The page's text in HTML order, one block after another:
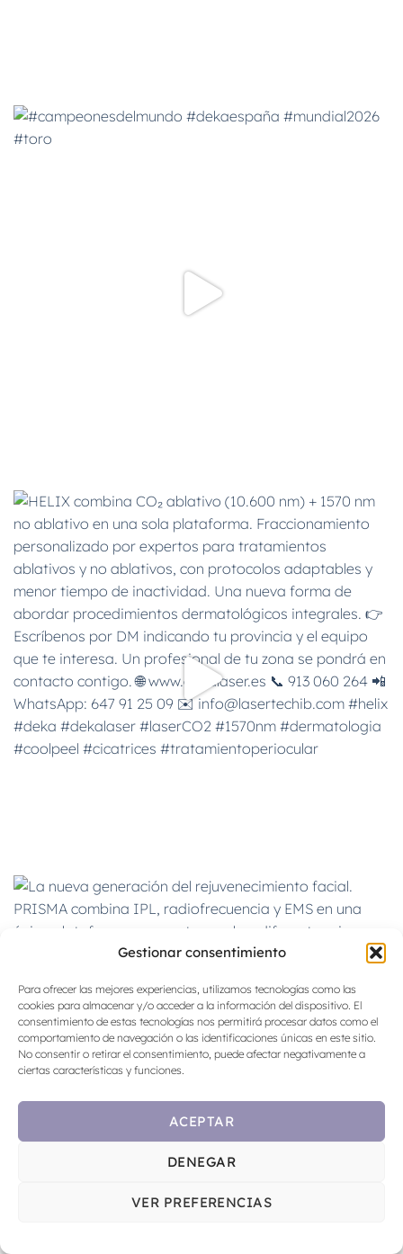
Gestionar consentimiento
Para ofrecer las mejores experiencias, utilizamos tecnologías como las
cookies para almacenar y/o acceder a la información del dispositivo. El
consentimiento de estas tecnologías nos permitirá procesar datos como el
comportamiento de navegación o las identificaciones únicas en este sitio.
No consentir o retirar el consentimiento, puede afectar negativamente a
ciertas características y funciones.
ACEPTAR
DENEGAR
VER PREFERENCIAS